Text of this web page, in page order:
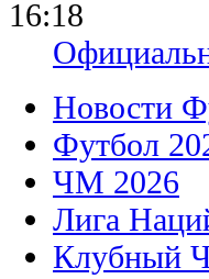
16:18
Новости
Футбол
ЧМ 2026
Лига
Клубный